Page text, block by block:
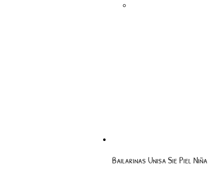
Bailarinas Unisa Sie Piel Niña